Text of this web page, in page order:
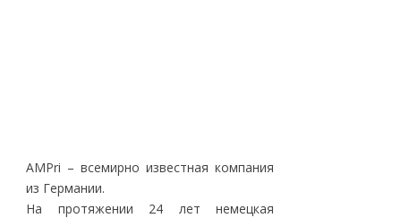
AMPri – всемирно известная компания
из Германии.
На протяжении 24 лет немецкая